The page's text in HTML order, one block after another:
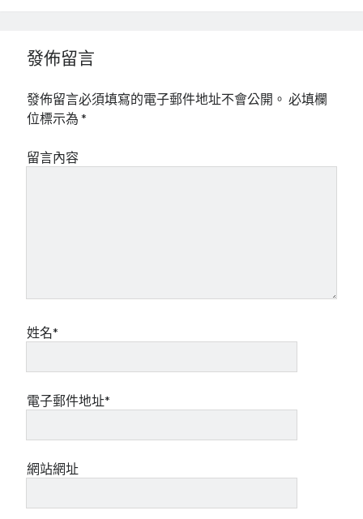
發佈留言
發佈留言必須填寫的電子郵件地址不會公開。 必填欄
位標示為*
留言內容
姓名*
電子郵件地址*
網站網址